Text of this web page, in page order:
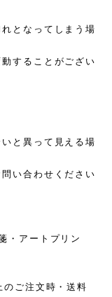
となってしまう場
することがござい
と異って見える場
い合わせください
・アートプリン
ご注文時・送料